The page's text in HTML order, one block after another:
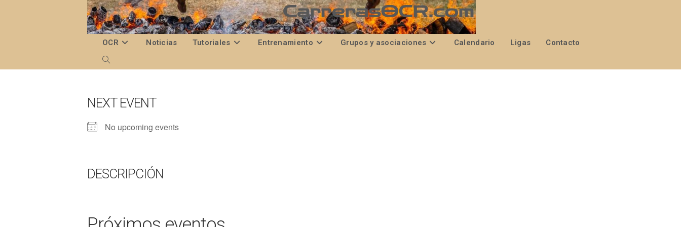
OCR Noticias Tutoriales Entrenamiento Grupos y asociaciones Calendario Ligas Contacto
Alternar
web
NEXT EVENT
No upcoming events
DESCRIPCIÓN